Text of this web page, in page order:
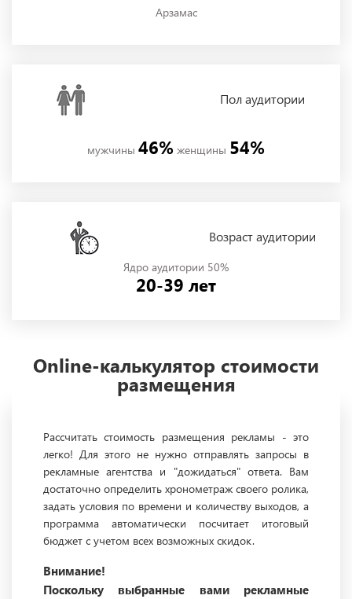
Арзамас
Полаудитории
мужчины 46% женщины 54%
Возраст аудитории
Ядро аудитории 50%
20-39 лет
Online-калькулятор стоимости
размещения
Рассчитать стоимость размещения рекламы - это
легко! Для этого не нужно отправлять запросы в
рекламные агентства и "дожидаться" ответа. Вам
достаточно определить хронометраж своего ролика,
задать условия по времени и количеству выходов, а
программа автоматически посчитает итоговый
бюджет с учетом всех возможных скидок.
Внимание!
Поскольку выбранные вами рекламные